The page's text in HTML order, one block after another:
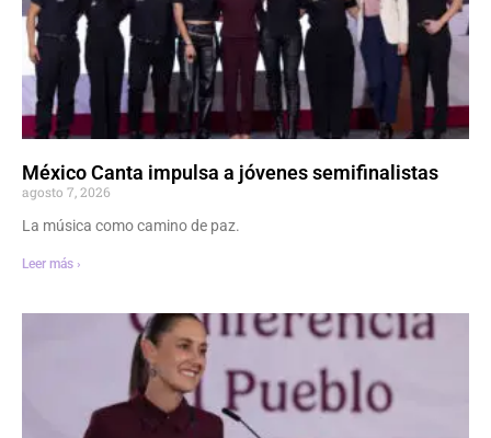
México Canta impulsa a jóvenes semifinalistas
agosto 7, 2026
La música como camino de paz.
Leer más ›